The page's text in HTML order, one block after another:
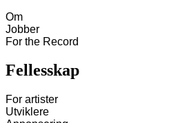
Om
Jobber
For the Record
Fellesskap
For artister
Utviklere